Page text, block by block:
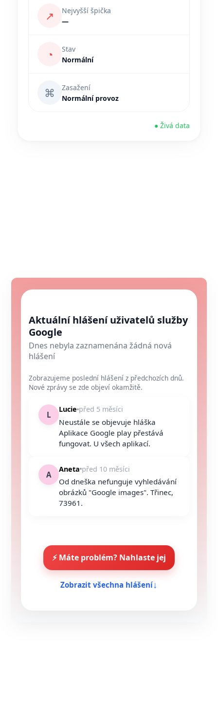
↗
Nejvyšší špička
—
◔
Stav
Normální
⌘
Zasažení
Normální provoz
● Živá data
Aktuální hlášení uživatelů služby
Google
Dnes nebyla zaznamenána žádná nová
hlášení
Zobrazujeme poslední hlášení z předchozích dnů.
Nové zprávy se zde objeví okamžitě.
L
Lucie před 5 měsíci
Neustále se objevuje hláška
Aplikace Google play přestává
fungovat. U všech aplikací.
A
Aneta před 10 měsíci
Od dneška nefunguje vyhledávání
obrázků "Google images". Třinec,
73961.
⚡ Máte problém? Nahlaste jej
Zobrazit všechna hlášení↓